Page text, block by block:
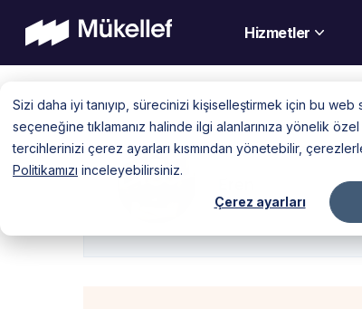
Sizi daha iyi tanıyıp, sürecinizi kişiselleştirmek için bu
seçeneğine tıklamanız halinde ilgi alanlarınıza yönelik
tercihlerinizi çerez ayarları kısmından yönetebilir,
Politikamızı inceleyebilirsiniz.
Çerez ayarları
content
Hizmetler